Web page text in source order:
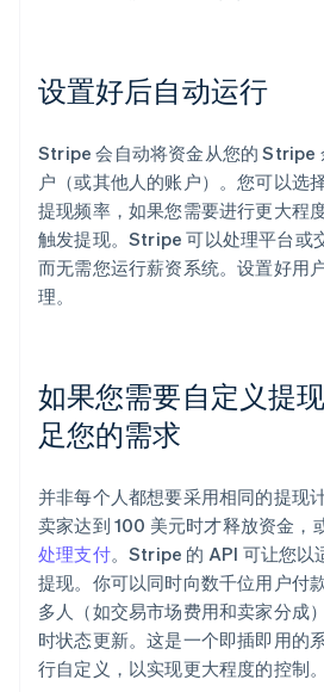
设置好后自动运行
Stripe 会自动将资金从您的 Stripe
户（或其他人的账户）。您可以选
提现频率，如果您需要进行更大程
触发提现。Stripe 可以处理平台或
而无需您运行薪资系统。设置好用
理。
如果您需要自定义提
足您的需求
并非每个人都想要采用相同的提现
卖家达到 100 美元时才释放资金，
处理支付。Stripe 的 API 可让您以
提现。你可以同时向数千位用户付
多人（如交易市场费用和卖家分成
时状态更新。这是一个即插即用的
行自定义，以实现更大程度的控制。